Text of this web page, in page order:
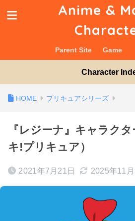
Anime &
Parent Site Game
Character
プリキュアシリーズ
『レジーナ』キャラク
キ!プリキュア）
2021年7月21日 2025年11月